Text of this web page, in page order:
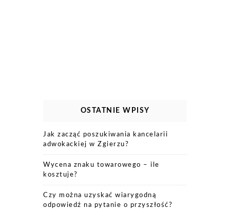
OSTATNIE WPISY
Jak zacząć poszukiwania kancelarii
adwokackiej w Zgierzu?
Wycena znaku towarowego – ile
kosztuje?
Czy można uzyskać wiarygodną
odpowiedź na pytanie o przyszłość?